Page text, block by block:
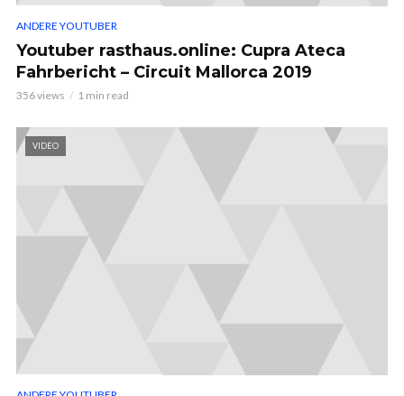
ANDERE YOUTUBER
Youtuber rasthaus.online: Cupra Ateca
Fahrbericht – Circuit Mallorca 2019
356 views 1 min read
VIDEO